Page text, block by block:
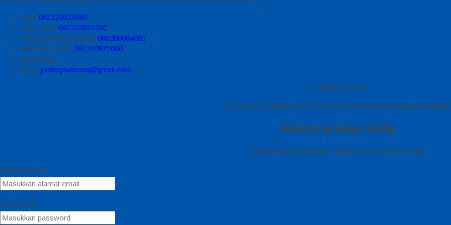
SMS 081222821060
Call Center 081222821060
Whatsapp Pemesanan 085280084081
Whatsapp Syifa 081222821060
Messenger
Email jualtogawisuda@gmail.com
08.00 s/d 20.00
Jl Letda D Suprapto RT 3 RW 5 Gerendeng Kota Tangerang
Masuk ke akun Anda
Selamat datang kembali, silahkan login ke akun Anda.
Alamat Email
Password